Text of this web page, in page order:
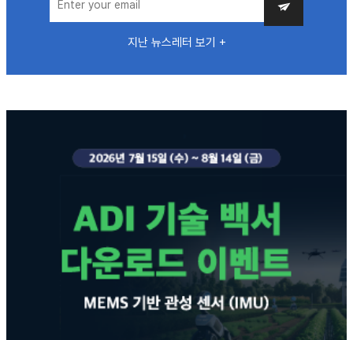
지난 뉴스레터 보기 +